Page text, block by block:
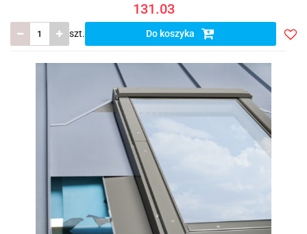
131.03
szt. Do koszyka